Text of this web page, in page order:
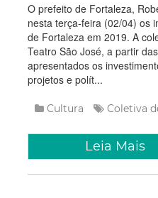
O prefeito de Fortaleza,
nesta terça-feira (02/04) os
de Fortaleza em 2019. A
Teatro São José, a partir
apresentados os
projetos e polít...
Cultura Coletiva
Leia Mais